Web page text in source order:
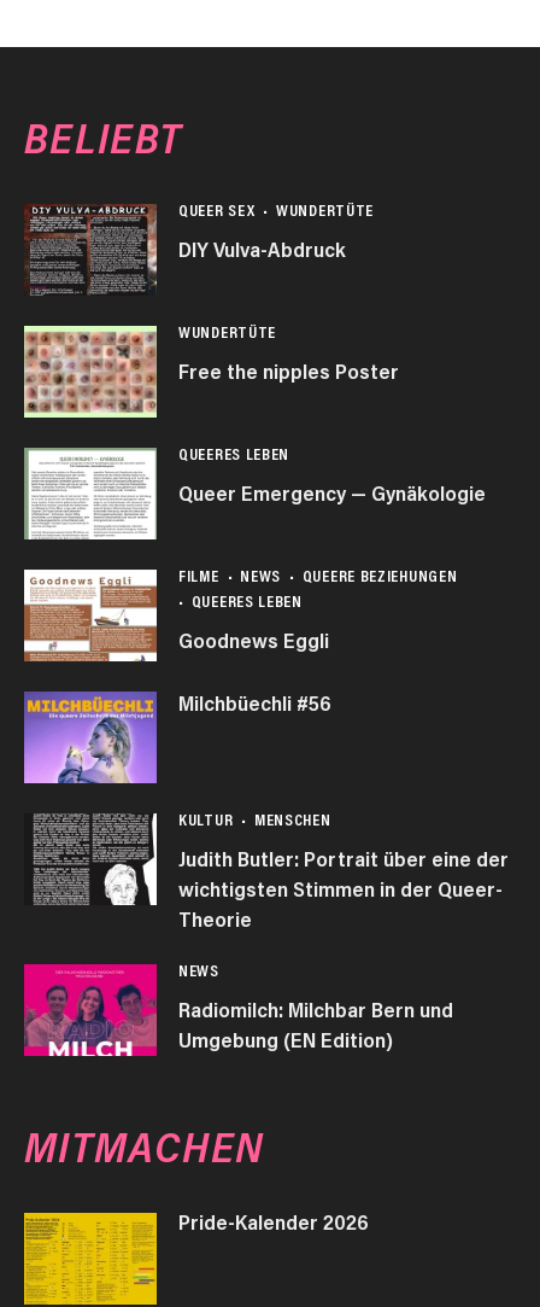
BELIEBT
QUEER SEX WUNDERTÜTE
DIY Vulva-Abdruck
WUNDERTÜTE
Free the nipples Poster
QUEERES LEBEN
Queer Emergency — Gynäkologie
FILME NEWS
QUEERE BEZIEHUNGEN
QUEERES LEBEN
Goodnews Eggli
Milchbüechli #56
KULTUR MENSCHEN
Judith Butler: Portrait über eine der
wichtigsten Stimmen in der Queer-
Theorie
NEWS
Radiomilch: Milchbar Bern und
Umgebung (EN Edition)
MITMACHEN
Pride-Kalender 2026